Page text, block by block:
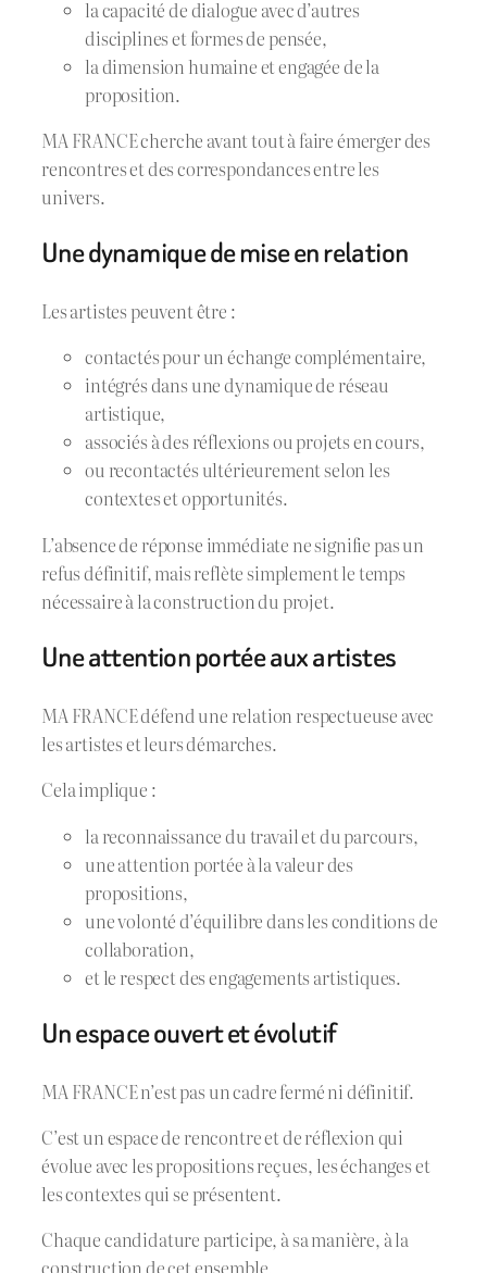
la capacité de dialogue avec d’autres
disciplines et formes de pensée,
la dimension humaine et engagée de la
proposition.
MA FRANCE cherche avant tout à faire émerger des
rencontres et des correspondances entre les
univers.
Une dynamique de mise en relation
Les artistes peuvent être :
contactés pour un échange complémentaire,
intégrés dans une dynamique de réseau
artistique,
associés à des réflexions ou projets en cours,
ou recontactés ultérieurement selon les
contextes et opportunités.
L’absence de réponse immédiate ne signifie pas un
refus définitif, mais reflète simplement le temps
nécessaire à la construction du projet.
Une attention portée aux artistes
MA FRANCE défend une relation respectueuse avec
les artistes et leurs démarches.
Cela implique :
la reconnaissance du travail et du parcours,
une attention portée à la valeur des
propositions,
une volonté d’équilibre dans les conditions de
collaboration,
et le respect des engagements artistiques.
Un espace ouvert et évolutif
MA FRANCE n’est pas un cadre fermé ni définitif.
C’est un espace de rencontre et de réflexion qui
évolue avec les propositions reçues, les échanges et
les contextes qui se présentent.
Chaque candidature participe, à sa manière, à la